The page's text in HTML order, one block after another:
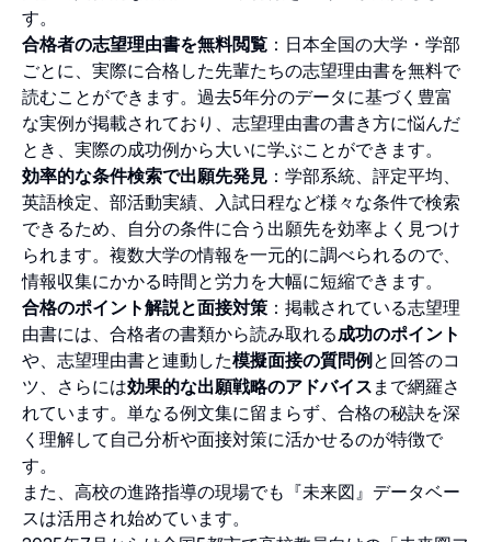
す。
合格者の志望理由書を無料閲覧 ：日本全国の大学・学部
ごとに、実際に合格した先輩たちの志望理由書を無料で
読むことができます。過去5年分のデータに基づく豊富
な実例が掲載されており、志望理由書の書き方に悩んだ
とき、実際の成功例から大いに学ぶことができます。
効率的な条件検索で出願先発見 ：学部系統、評定平均、
英語検定、部活動実績、入試日程など様々な条件で検索
できるため、自分の条件に合う出願先を効率よく見つけ
られます。複数大学の情報を一元的に調べられるので、
情報収集にかかる時間と労力を大幅に短縮できます。
合格のポイント解説と面接対策 ：掲載されている志望理
由書には、合格者の書類から読み取れる成功のポイント
や、志望理由書と連動した模擬面接の質問例 と回答のコ
ツ、さらには効果的な出願戦略のアドバイス まで網羅さ
れています。単なる例文集に留まらず、合格の秘訣を深
く理解して自己分析や面接対策に活かせるのが特徴で
す。
また、高校の進路指導の現場でも『未来図』データベー
スは活用され始めています。